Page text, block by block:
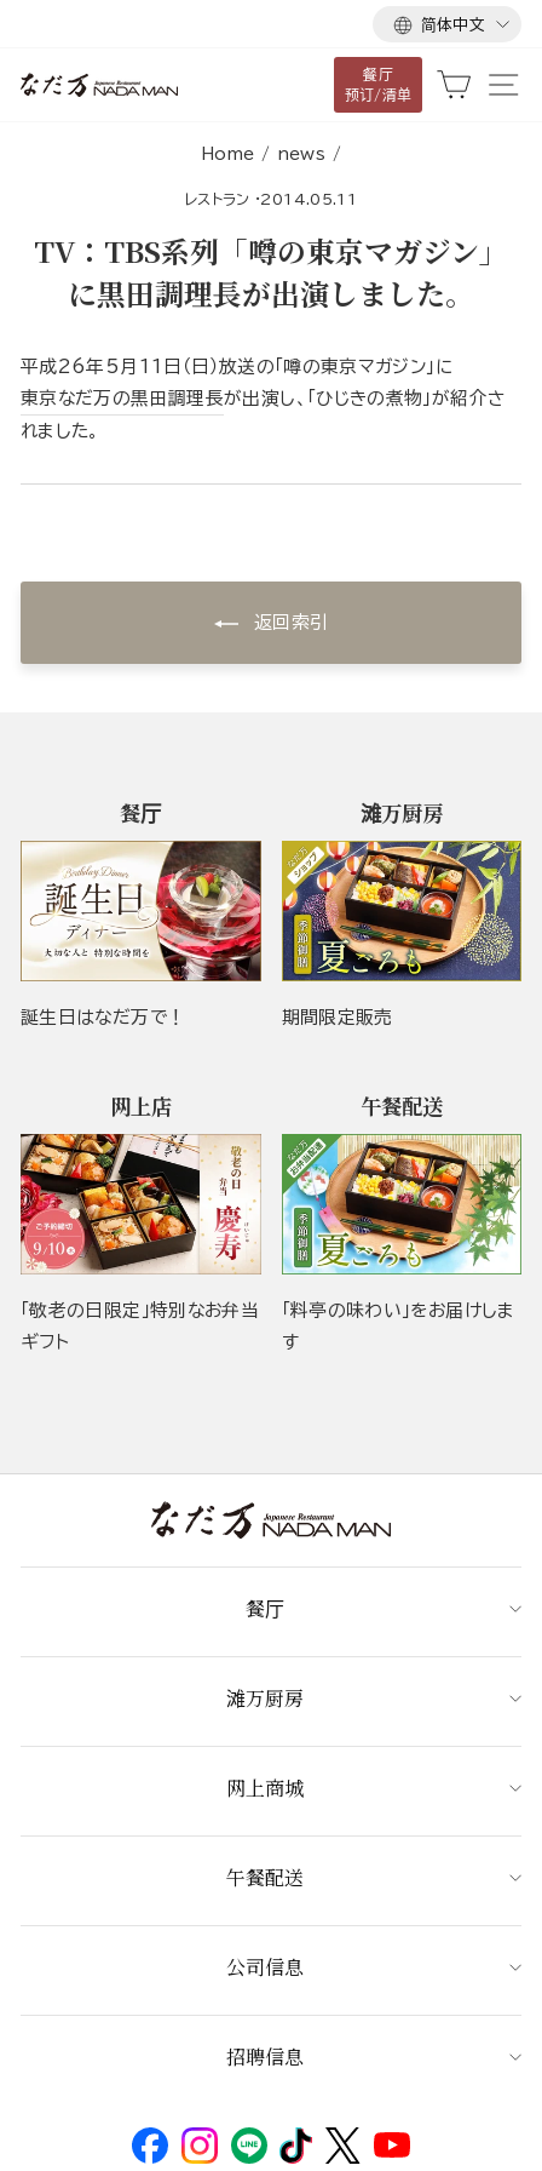
语
言
简体中文
餐厅
预订/清单
大车
Home / news /
レストラン ·2014.05.11
TV：TBS系列「噂の東京マガジン」
に黒田調理長が出演しました。
平成26年5月11日（日）放送の「噂の東京マガジン」に
東京なだ万の黒田調理長が出演し、「ひじきの煮物」が紹介さ
れました。
返回索引
餐厅
誕生日はなだ万で！
滩万厨房
期間限定販売
网上店
「敬老の日限定」特別なお弁当
ギフト
午餐配送
「料亭の味わい」をお届けしま
す
餐厅
滩万厨房
网上商城
午餐配送
公司信息
招聘信息